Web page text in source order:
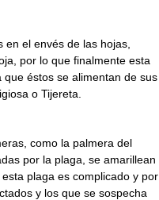
el envés de las hojas,
por lo que finalmente esta
éstos se alimentan de sus
o Tijereta.
como la palmera del
por la plaga, se amarillean
plaga es complicado y por
y los que se sospecha